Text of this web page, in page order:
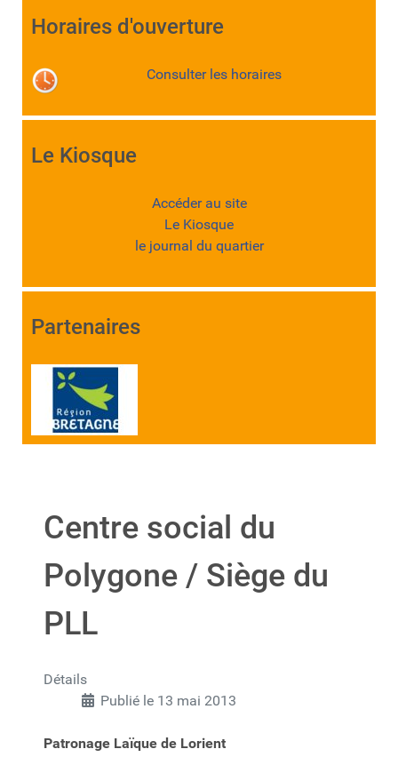
Horaires d'ouverture
Consulter les horaires
Le Kiosque
Accéder au site
Le Kiosque
le journal du quartier
Partenaires
Centre social du
Polygone / Siège du
PLL
Détails
Publié le 13 mai 2013
Patronage Laïque de Lorient